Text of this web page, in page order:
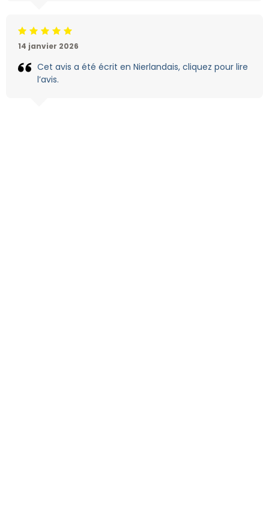
Jugement:5 /5
14 janvier 2026
Cet avis a été écrit en Nierlandais, cliquez pour lire
l’avis.